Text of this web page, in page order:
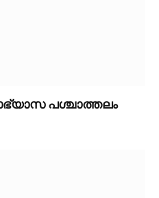
പശ്ചാത്തലം